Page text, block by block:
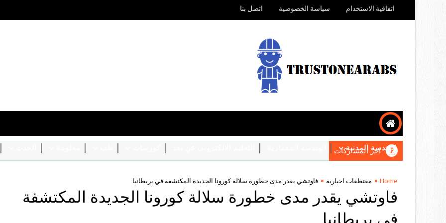
اتفاقية الاستخدام سياسة الخصوصية اتصل بنا
الهندسة المدنية
اخر المشاركات
Home مقتطفات اخبارية فاوتشي يقدر مدى خطورة سلالة كورونا الجديدة المكتشفة في بريطانيا
فاوتشي يقدر مدى خطورة سلالة كورونا الجديدة المكتشفة